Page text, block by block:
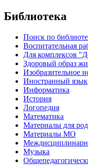
Библиотека
Поиск по
Воспитательная
Для комплексов
Здоровый образ
Изобразительное
Иностранный язык
Информатика
История
Логопедия
Математика
Материалы для
Материалы МО
Музыка